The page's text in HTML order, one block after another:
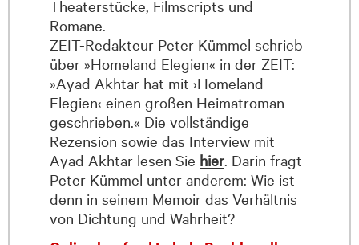
Theaterstücke, Filmscripts und
Romane.
ZEIT-Redakteur Peter Kümmel schrieb
über »Homeland Elegien« in der ZEIT:
»Ayad Akhtar hat mit ›Homeland
Elegien‹ einen großen Heimatroman
geschrieben.« Die vollständige
Rezension sowie das Interview mit
Ayad Akhtar lesen Sie hier. Darin fragt
Peter Kümmel unter anderem: Wie ist
denn in seinem Memoir das Verhältnis
von Dichtung und Wahrheit?